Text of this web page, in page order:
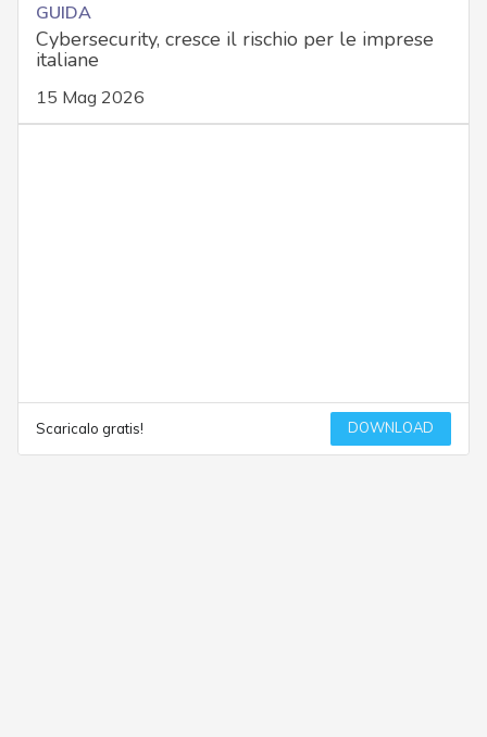
GUIDA
Cybersecurity, cresce il rischio per le imprese
italiane
15 Mag 2026
Scaricalo gratis! DOWNLOAD